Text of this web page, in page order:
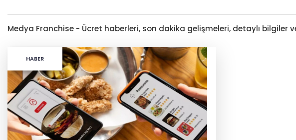
Medya Franchise - Ücret haberleri, son dakika gelişmeleri, detaylı
HABER